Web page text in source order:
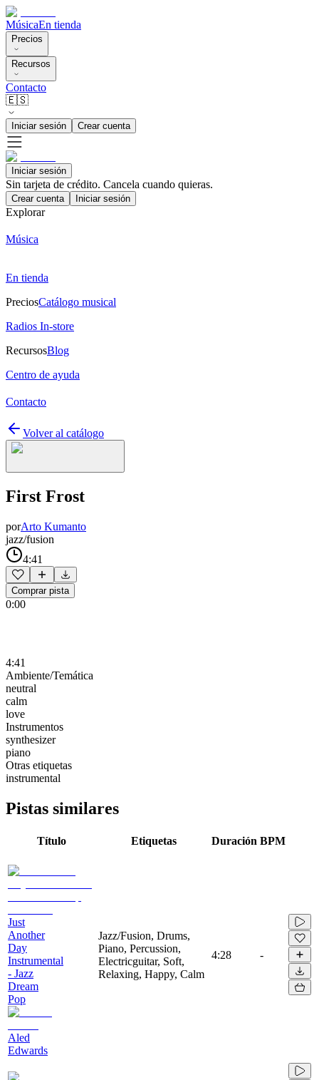
MúsicaEn tienda
Precios
Recursos
Contacto
🇪🇸
Iniciar sesión Crear cuenta
Iniciar sesión
Sin tarjeta de crédito. Cancela cuando quieras.
Crear cuenta Iniciar sesión
Explorar
Música
En tienda
PreciosCatálogo musical
Radios In-store
RecursosBlog
Centro de ayuda
Contacto
Volver al catálogo
First Frost
porArto Kumanto
jazz/fusion
4:41
Comprar pista
0:00
4:41
Ambiente/Temática
neutral
calm
love
Instrumentos
synthesizer
piano
Otras etiquetas
instrumental
Pistas similares
Título Etiquetas Duración BPM
Just
Another
Day
Instrumental
- Jazz
Dream
Pop
Aled
Edwards
Jazz/Fusion, Drums,
Piano, Percussion,
Electricguitar, Soft,
Relaxing, Happy, Calm
4:28 -